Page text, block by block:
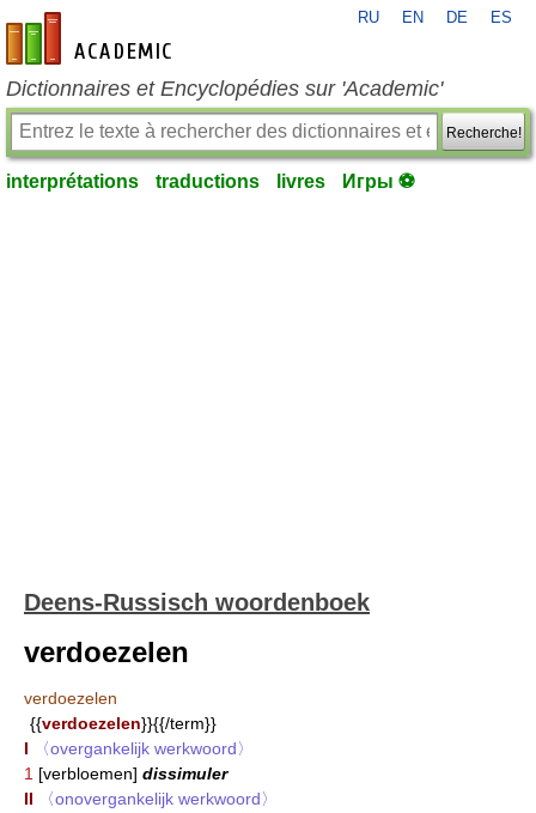
fr-academic.com
RU EN DE ES
Dictionnaires et Encyclopédies sur 'Academic'
Recherche!
interprétations traductions livres Игры ⚽
Deens-Russisch woordenboek
verdoezelen
verdoezelen
{{verdoezelen}}{{/term}}
I
〈overgankelijk werkwoord〉
1 [verbloemen] dissimuler
II
〈onovergankelijk werkwoord〉